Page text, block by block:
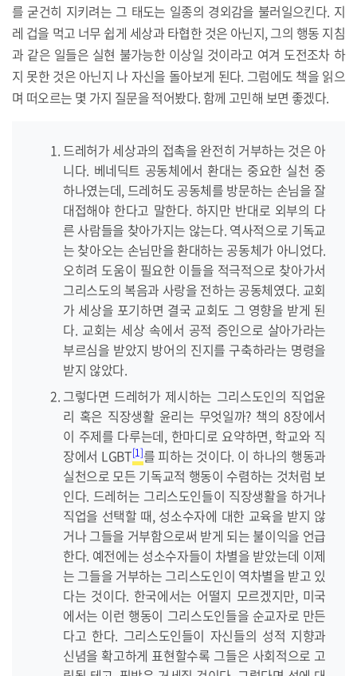
를 굳건히 지키려는 그 태도는 일종의 경외감을 불러일으킨다. 지
레 겁을 먹고 너무 쉽게 세상과 타협한 것은 아닌지, 그의 행동 지침
과 같은 일들은 실현 불가능한 이상일 것이라고 여겨 도전조차 하
지 못한 것은 아닌지 나 자신을 돌아보게 된다. 그럼에도 책을 읽으
며 떠오르는 몇 가지 질문을 적어봤다. 함께 고민해 보면 좋겠다.
드레허가 세상과의 접촉을 완전히 거부하는 것은 아
니다. 베네딕트 공동체에서 환대는 중요한 실천 중
하나였는데, 드레허도 공동체를 방문하는 손님을 잘
대접해야 한다고 말한다. 하지만 반대로 외부의 다
른 사람들을 찾아가지는 않는다. 역사적으로 기독교
는 찾아오는 손님만을 환대하는 공동체가 아니었다.
오히려 도움이 필요한 이들을 적극적으로 찾아가서
그리스도의 복음과 사랑을 전하는 공동체였다. 교회
가 세상을 포기하면 결국 교회도 그 영향을 받게 된
다. 교회는 세상 속에서 공적 증인으로 살아가라는
부르심을 받았지 방어의 진지를 구축하라는 명령을
받지 않았다.
그렇다면 드레허가 제시하는 그리스도인의 직업윤
리 혹은 직장생활 윤리는 무엇일까? 책의 8장에서
이 주제를 다루는데, 한마디로 요약하면, 학교와 직
장에서 LGBT[1]를 피하는 것이다. 이 하나의 행동과
실천으로 모든 기독교적 행동이 수렴하는 것처럼 보
인다. 드레허는 그리스도인들이 직장생활을 하거나
직업을 선택할 때, 성소수자에 대한 교육을 받지 않
거나 그들을 거부함으로써 받게 되는 불이익을 언급
한다. 예전에는 성소수자들이 차별을 받았는데 이제
는 그들을 거부하는 그리스도인이 역차별을 받고 있
다는 것이다. 한국에서는 어떨지 모르겠지만, 미국
에서는 이런 행동이 그리스도인들을 순교자로 만든
다고 한다. 그리스도인들이 자신들의 성적 지향과
신념을 확고하게 표현할수록 그들은 사회적으로 고